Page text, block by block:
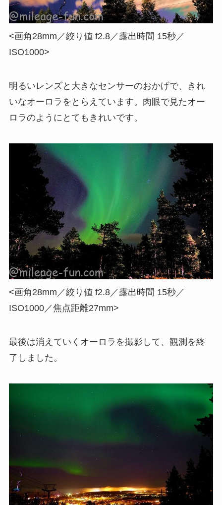
<画角28mm／絞り値 f2.8／露出時間 15秒／
ISO1000>
明るいレンズと大きなセンサーのおかげで、きれ
いなオーロラをとらえています。肉眼で見たオー
ロラのようにとてもきれいです。
<画角28mm／絞り値 f2.8／露出時間 15秒／
ISO1000／焦点距離27mm>
最後は消えていくオーロラを撮影して、観測を終
了しました。